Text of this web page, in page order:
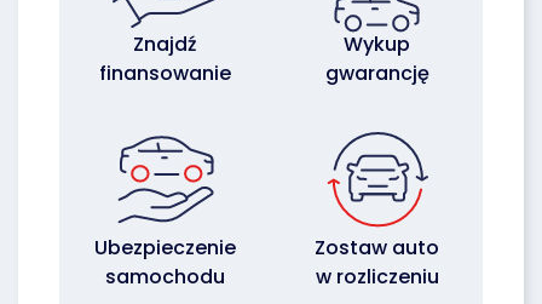
Znajdź
finansowanie
Wykup
gwarancję
Ubezpieczenie
samochodu
Zostaw auto
w rozliczeniu